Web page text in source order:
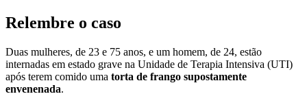
Relembre o caso
Duas mulheres, de 23 e 75 anos, e um homem, de 24, estão
internadas em estado grave na Unidade de Terapia Intensiva (UTI)
após terem comido uma torta de frango supostamente
envenenada.